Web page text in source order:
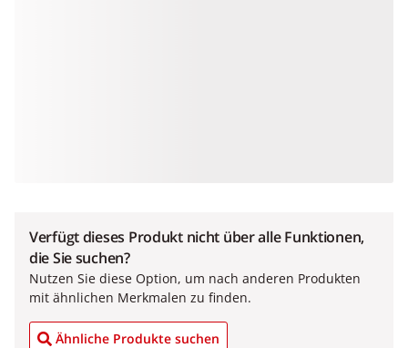
Verfügt dieses Produkt nicht über alle Funktionen,
die Sie suchen?
Nutzen Sie diese Option, um nach anderen Produkten
mit ähnlichen Merkmalen zu finden.
Ähnliche Produkte suchen